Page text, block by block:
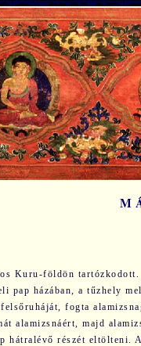
Kuru-földön
pap házában, a tűzhely
fogta
alamizsnáért, majd
hátralévő részét